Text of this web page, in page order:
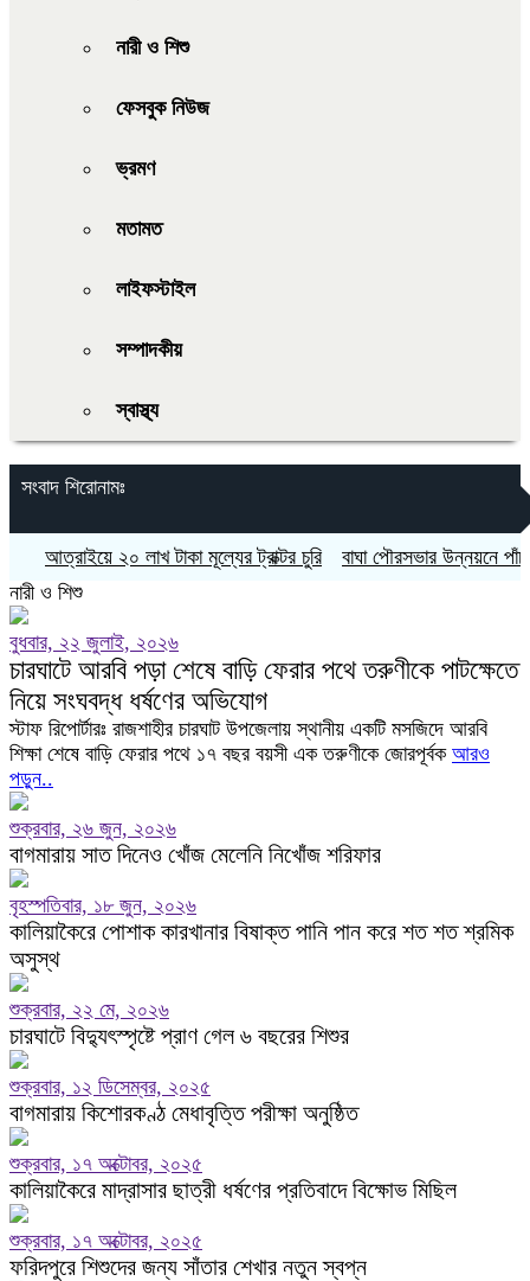
নারী ও শিশু
ফেসবুক নিউজ
ভ্রমণ
মতামত
লাইফস্টাইল
সম্পাদকীয়
স্বাস্থ্য
সংবাদ শিরোনামঃ
আত্রাইয়ে ২০ লাখ টাকা মূল্যের ট্রাক্টর চুরি বাঘা পৌরসভার উন্নয়নে
নারী ও শিশু
বুধবার, ২২ জুলাই, ২০২৬
চারঘাটে আরবি পড়া শেষে বাড়ি ফেরার পথে তরুণীকে পাটক্ষেতে
নিয়ে সংঘবদ্ধ ধর্ষণের অভিযোগ
স্টাফ রিপোর্টারঃ রাজশাহীর চারঘাট উপজেলায় স্থানীয় একটি মসজিদে আরবি
শিক্ষা শেষে বাড়ি ফেরার পথে ১৭ বছর বয়সী এক তরুণীকে জোরপূর্বক আরও
পড়ুন..
শুক্রবার, ২৬ জুন, ২০২৬
বাগমারায় সাত দিনেও খোঁজ মেলেনি নিখোঁজ শরিফার
বৃহস্পতিবার, ১৮ জুন, ২০২৬
কালিয়াকৈরে পোশাক কারখানার বিষাক্ত পানি পান করে শত শত শ্রমিক
অসুস্থ
শুক্রবার, ২২ মে, ২০২৬
চারঘাটে বিদ্যুৎস্পৃষ্টে প্রাণ গেল ৬ বছরের শিশুর
শুক্রবার, ১২ ডিসেম্বর, ২০২৫
বাগমারায় কিশোরকণ্ঠ মেধাবৃত্তি পরীক্ষা অনুষ্ঠিত
শুক্রবার, ১৭ অক্টোবর, ২০২৫
কালিয়াকৈরে মাদ্রাসার ছাত্রী ধর্ষণের প্রতিবাদে বিক্ষোভ মিছিল
শুক্রবার, ১৭ অক্টোবর, ২০২৫
ফরিদপুরে শিশুদের জন্য সাঁতার শেখার নতুন স্বপ্ন